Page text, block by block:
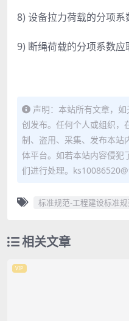
8) 设备拉力荷载的分项系
9) 断绳荷载的分项系数应
声明：本站所有文章，
创发布。任何个人或组织，
制、盗用、采集、发布本站
体平台。如若本站内容侵犯
们进行处理。
标准规范-工程建设标准
相关文章
VIP